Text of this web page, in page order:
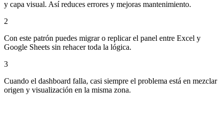
y capa visual. Así reduces errores y mejoras mantenimiento.
2
Con este patrón puedes migrar o replicar el panel entre Excel y
Google Sheets sin rehacer toda la lógica.
3
Cuando el dashboard falla, casi siempre el problema está en mezclar
origen y visualización en la misma zona.